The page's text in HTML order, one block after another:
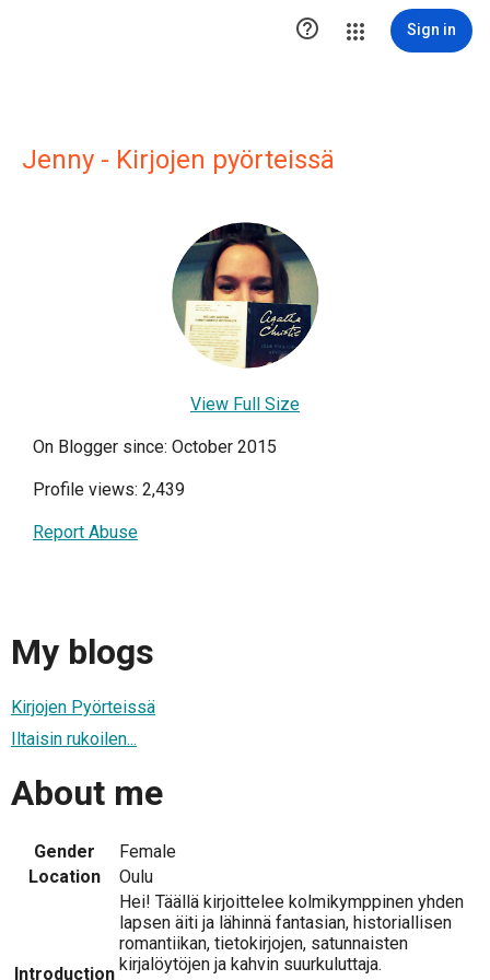
 Sign in
Jenny - Kirjojen pyörteissä
View Full Size
On Blogger since: October 2015
Profile views: 2,439
Report Abuse
My blogs
Kirjojen Pyörteissä
Iltaisin rukoilen...
About me
Gender
Female
Location
Oulu
Introduction
Hei! Täällä kirjoittelee kolmikymppinen yhden
lapsen äiti ja lähinnä fantasian, historiallisen
romantiikan, tietokirjojen, satunnaisten
kirjalöytöjen ja kahvin suurkuluttaja.